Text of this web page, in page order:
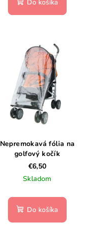
Do košíka
Nepremokavá fólia na
golfový kočík
€6,50
Skladom
Do košíka